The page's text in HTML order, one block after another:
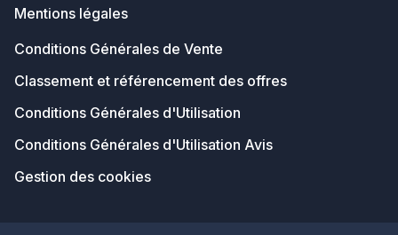
Mentions légales
Conditions Générales de Vente
Classement et référencement des offres
Conditions Générales d'Utilisation
Conditions Générales d'Utilisation Avis
Gestion des cookies